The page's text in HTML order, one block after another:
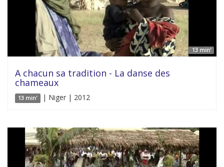
13 min'
A chacun sa tradition - La danse des
chameaux
13 min' | Niger | 2012